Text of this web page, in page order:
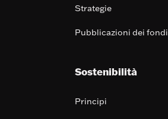
Strategie
Pubblicazioni dei fondi
Sostenibilità
Principi